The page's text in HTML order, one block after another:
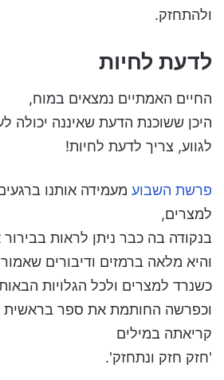
ולהתחזק.
לדעת לחיות
החיים האמתיים נמצאים במוח,
היכן ששוכנת הדעת שאיננה יכולה
לגווע, צריך לדעת לחיות!
פרשת השבוע מעמידה אותנו
למצרים,
בנקודה בה כבר ניתן לראות
והיא מלאה ברמזים ודיבורים
כשנרד למצרים ולכל הגלויות
וכפרשה החותמת את ספר בראשית
קריאתה במילים
'חזק חזק ונתחזק'.